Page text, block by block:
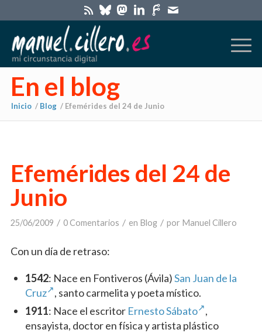
En el blog
Inicio / Blog / Efemérides del 24 de Junio
Efemérides del 24 de
Junio
25/06/2009 / 0 Comentarios / en Blog / por Manuel Cillero
Con un día de retraso:
1542: Nace en Fontiveros (Ávila)San Juan de la
Cruz
, santo carmelita y poeta místico.
1911: Nace el escritor Ernesto Sábato
,
ensayista, doctor en física y artista plástico